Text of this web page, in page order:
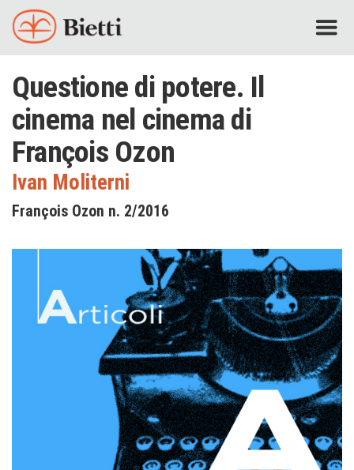
Questione di potere. Il
cinema nel cinema di
François Ozon
Ivan Moliterni
François Ozon n. 2/2016